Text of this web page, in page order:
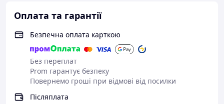
Оплата та гарантії
Безпечна оплата карткою
Без переплат
Prom гарантує безпеку
Повернемо гроші при відмові від посилки
Післяплата